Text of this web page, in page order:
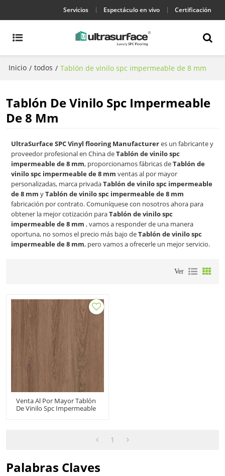
Servicios Espectáculo en vivo Certificación
Inicio / todos / Tablón de vinilo spc impermeable de 8 mm
Tablón De Vinilo Spc Impermeable
De 8 Mm
UltraSurface SPC Vinyl flooring Manufactureres un fabricante y
proveedor profesional en China deTablón de vinilo spc
impermeable de 8 mm, proporcionamos fábricas deTablón de
vinilo spc impermeable de 8 mm ventas al por mayor
personalizadas, marca privadaTablón de vinilo spc impermeable
de 8 mm yTablón de vinilo spc impermeable de 8 mm
fabricación por contrato. Comuníquese con nosotros ahora para
obtener la mejor cotización paraTablón de vinilo spc
impermeable de 8 mm , vamos a responder de una manera
oportuna, no somos el precio más bajo deTablón de vinilo spc
impermeable de 8 mm, pero vamos a ofrecerle un mejor servicio.
Ver
Venta Al Por Mayor Tablón
De Vinilo Spc Impermeable
1
Palabras Claves